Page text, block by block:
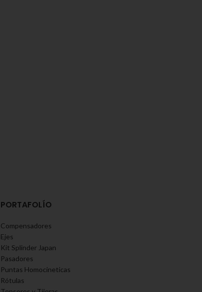
PORTAFOLÍO
Compensadores
Ejes
Kit Splinder Japan
Pasadores
Puntas Homocineticas
Rótulas